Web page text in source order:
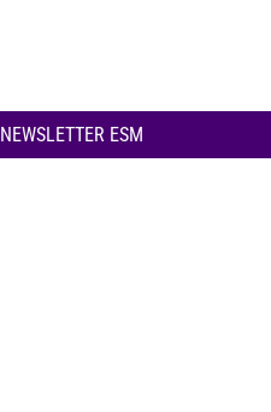
NEWSLETTER ESM